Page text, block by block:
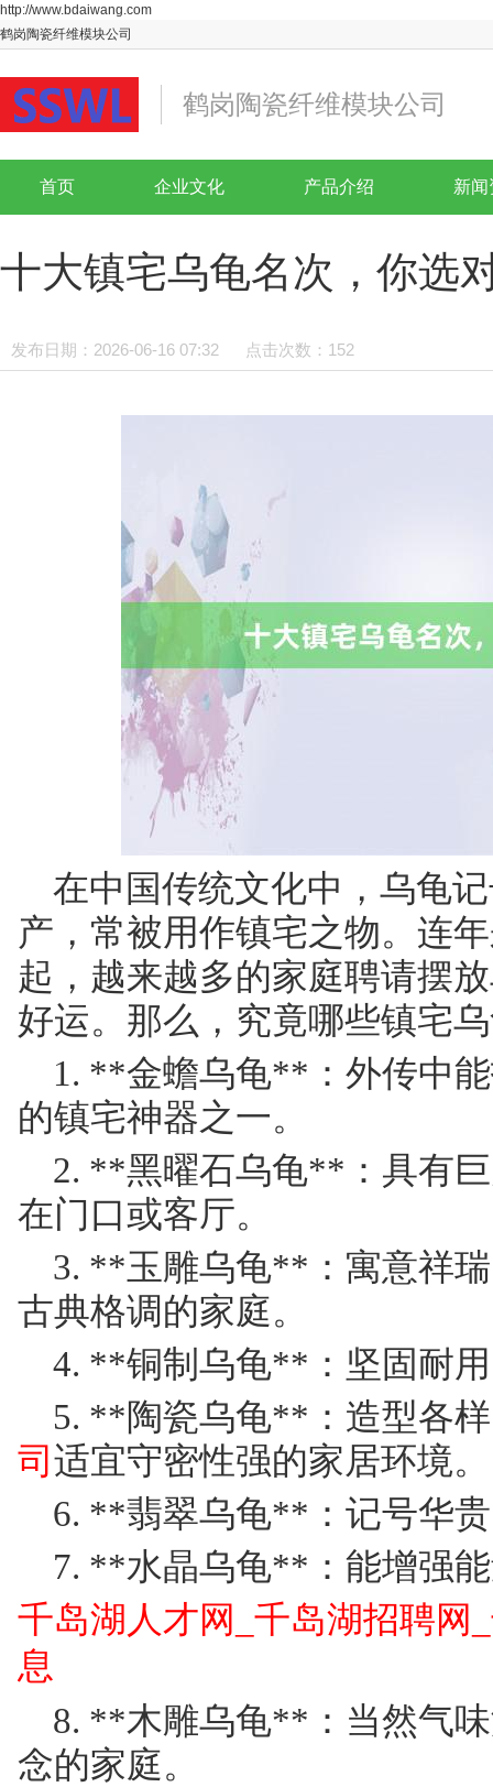
http://www.bdaiwang.com
鹤岗陶瓷纤维模块公司
鹤岗陶瓷纤维模块公司
首页 企业文化 产品介绍 新闻
十大镇宅乌龟名次，你选
发布日期：2026-06-16 07:32 点击次数：152
在中国传统文化中，乌龟
产，常被用作镇宅之物。连
起，越来越多的家庭聘请摆
好运。那么，究竟哪些镇宅
1. **金蟾乌龟**：外传中
的镇宅神器之一。
2. **黑曜石乌龟**：具有
在门口或客厅。
3. **玉雕乌龟**：寓意祥
古典格调的家庭。
4. **铜制乌龟**：坚固耐
5. **陶瓷乌龟**：造型各
司适宜守密性强的家居环境。
6. **翡翠乌龟**：记号华
7. **水晶乌龟**：能增强
千岛湖人才网_千岛湖招聘网
息
8. **木雕乌龟**：当然气
念的家庭。